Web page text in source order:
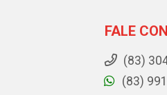
FALE
(83)
(83)